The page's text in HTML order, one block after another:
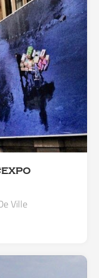
Ville